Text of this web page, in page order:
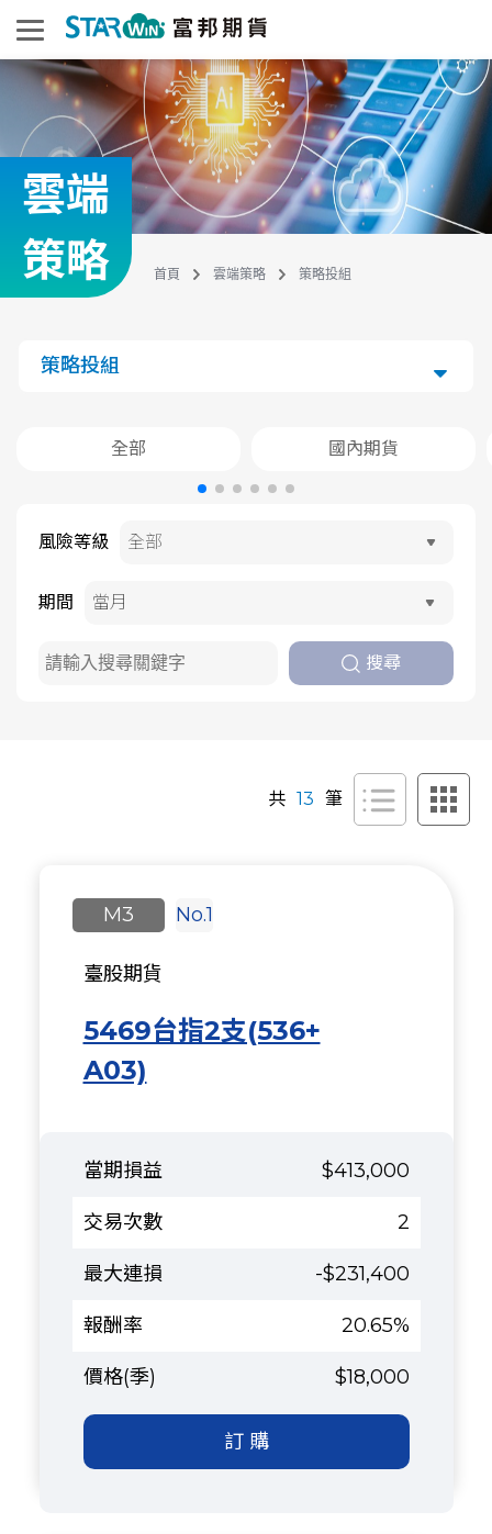
雲端
策略
首頁 雲端策略 策略投組
策略投組
全部 國內期貨
風險等級
期間
搜尋
共 13 筆
No.1
5469台指2支(536+
A03)
臺股期貨
M3
$413,000
2
-$231,400
20.65%
$18,000
訂 購